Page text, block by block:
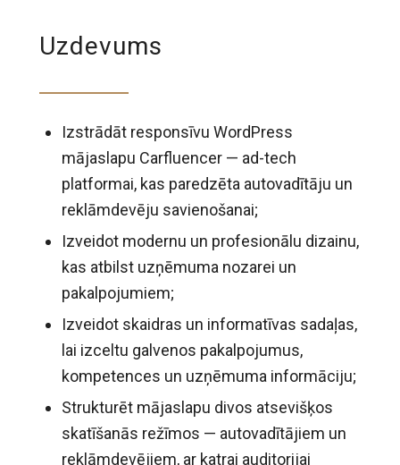
Uzdevums
Izstrādāt responsīvu WordPress
mājaslapu Carfluencer — ad-tech
platformai, kas paredzēta autovadītāju un
reklāmdevēju savienošanai;
Izveidot modernu un profesionālu dizainu,
kas atbilst uzņēmuma nozarei un
pakalpojumiem;
Izveidot skaidras un informatīvas sadaļas,
lai izceltu galvenos pakalpojumus,
kompetences un uzņēmuma informāciju;
Strukturēt mājaslapu divos atsevišķos
skatīšanās režīmos — autovadītājiem un
reklāmdevējiem, ar katrai auditorijai